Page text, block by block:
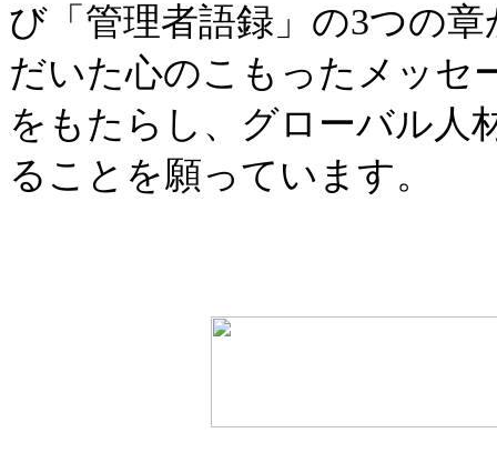
び「管理者語録」の3つの
だいた心のこもったメッセ
をもたらし、グローバル人
ることを願っています。